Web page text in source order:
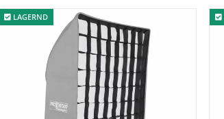
LAGERND
LAGERND